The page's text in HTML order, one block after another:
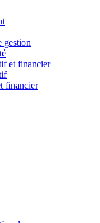
gestion
et financier
financier